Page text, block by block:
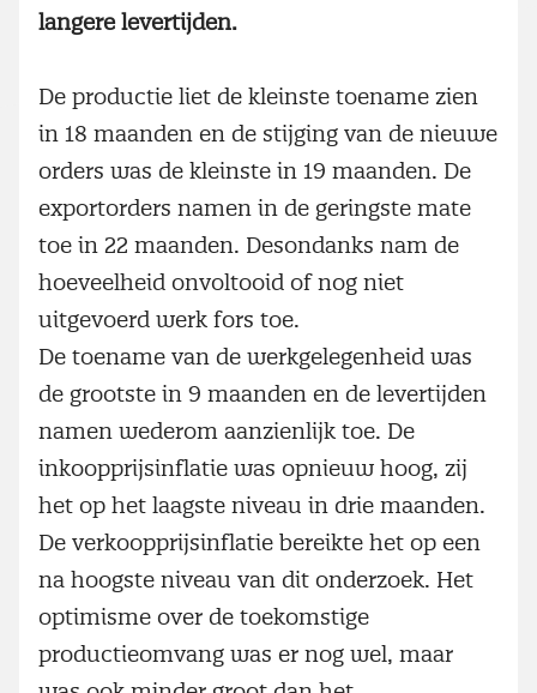
langere levertijden.
De productie liet de kleinste toename zien
in 18 maanden en de stijging van de nieuwe
orders was de kleinste in 19 maanden. De
exportorders namen in de geringste mate
toe in 22 maanden. Desondanks nam de
hoeveelheid onvoltooid of nog niet
uitgevoerd werk fors toe.
De toename van de werkgelegenheid was
de grootste in 9 maanden en de levertijden
namen wederom aanzienlijk toe. De
inkoopprijsinflatie was opnieuw hoog, zij
het op het laagste niveau in drie maanden.
De verkoopprijsinflatie bereikte het op een
na hoogste niveau van dit onderzoek. Het
optimisme over de toekomstige
productieomvang was er nog wel, maar